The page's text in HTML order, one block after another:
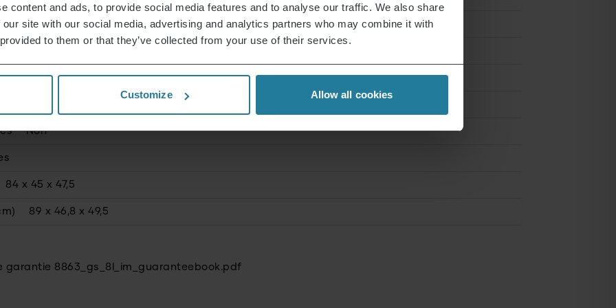
content and ads, to provide social media features and to analyse our traffic. We also share
site with our social media, advertising and analytics partners who may combine it with
to them or that they’ve collected from your use of their services.
Customize Allow all cookies
Non
84 x 45 x 47,5
89 x 46,8 x 49,5
garantie 8863_gs_8l_im_guaranteebook.pdf